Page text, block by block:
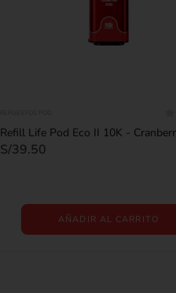
Refill Life Pod Eco II 10K -
S/39.50
AÑADIR AL CARRITO